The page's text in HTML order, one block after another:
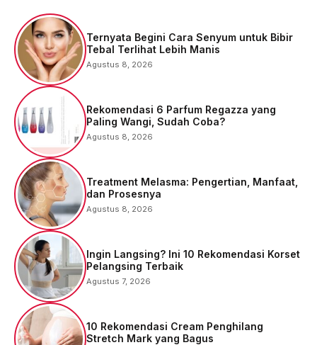
Ternyata Begini Cara Senyum untuk Bibir
Tebal Terlihat Lebih Manis
Agustus 8, 2026
Rekomendasi 6 Parfum Regazza yang
Paling Wangi, Sudah Coba?
Agustus 8, 2026
Treatment Melasma: Pengertian, Manfaat,
dan Prosesnya
Agustus 8, 2026
Ingin Langsing? Ini 10 Rekomendasi Korset
Pelangsing Terbaik
Agustus 7, 2026
10 Rekomendasi Cream Penghilang
Stretch Mark yang Bagus